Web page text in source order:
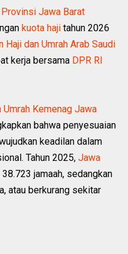
Provinsi Jawa Barat
kuota haji tahun 2026
Haji dan Umrah Arab Saudi
kerja bersama DPR RI
Umrah Kemenag Jawa
bahwa penyesuaian
keadilan dalam
Tahun 2025,Jawa
jamaah, sedangkan
atau berkurang sekitar